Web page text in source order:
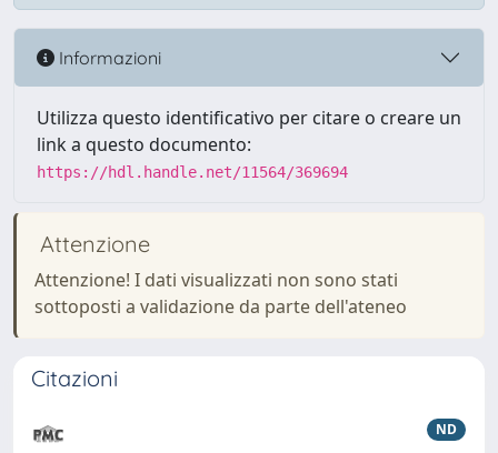
Informazioni
Utilizza questo identificativo per citare o creare un
link a questo documento:
https://hdl.handle.net/11564/369694
Attenzione
Attenzione! I dati visualizzati non sono stati
sottoposti a validazione da parte dell'ateneo
Citazioni
ND